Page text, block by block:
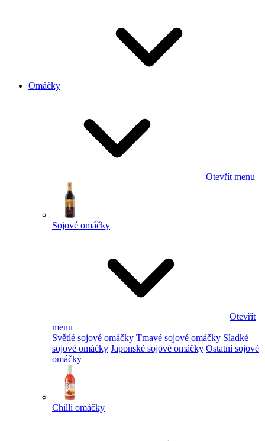
Omáčky
Otevřít menu
Sojové omáčky
Otevřít
menu
Světlé sojové omáčky Tmavé sojové omáčky Sladké
sojové omáčky Japonské sojové omáčky Ostatní sojové
omáčky
Chilli omáčky